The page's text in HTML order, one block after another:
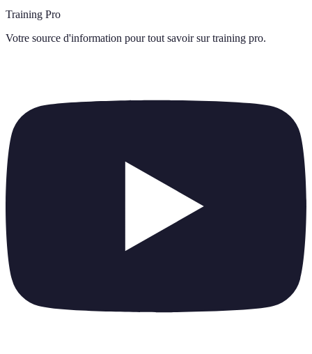
Training Pro
Votre source d'information pour tout savoir sur training pro.